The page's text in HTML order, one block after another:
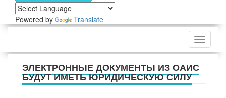
Powered by Translate
Меню
ЭЛЕКТРОННЫЕ ДОКУМЕНТЫ ИЗ ОАИС
БУДУТ ИМЕТЬ ЮРИДИЧЕСКУЮ СИЛУ